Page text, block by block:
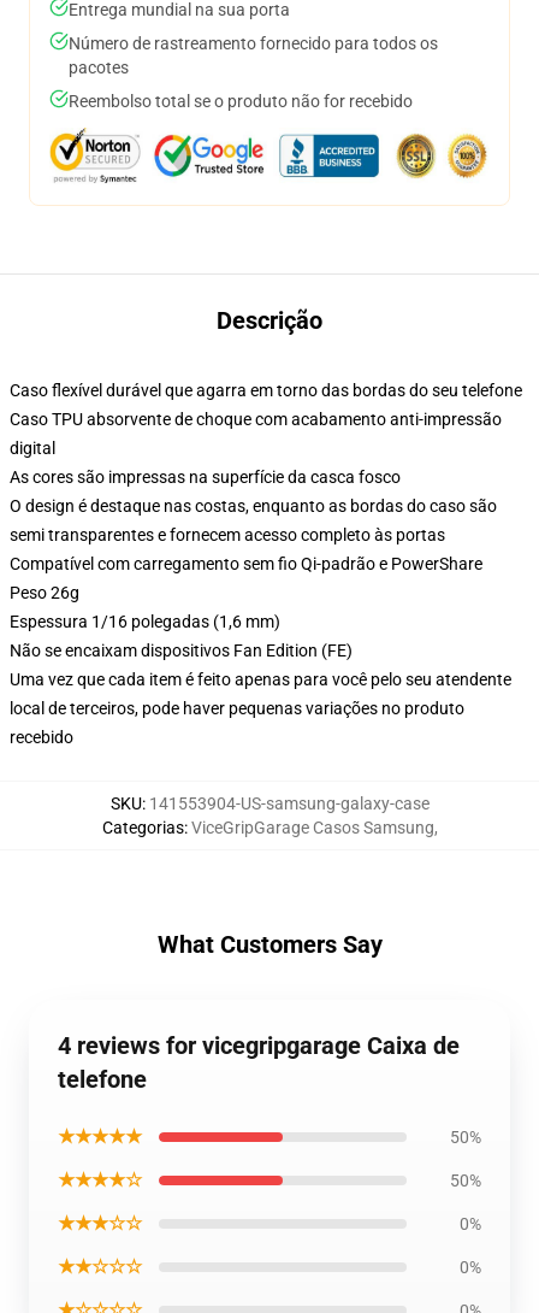
Entrega mundial na sua porta
Número de rastreamento fornecido para todos os
pacotes
Reembolso total se o produto não for recebido
Descrição
Caso flexível durável que agarra em torno das bordas do seu telefone
Caso TPU absorvente de choque com acabamento anti-impressão
digital
As cores são impressas na superfície da casca fosco
O design é destaque nas costas, enquanto as bordas do caso são
semi transparentes e fornecem acesso completo às portas
Compatível com carregamento sem fio Qi-padrão e PowerShare
Peso 26g
Espessura 1/16 polegadas (1,6 mm)
Não se encaixam dispositivos Fan Edition (FE)
Uma vez que cada item é feito apenas para você pelo seu atendente
local de terceiros, pode haver pequenas variações no produto
recebido
SKU: 141553904-US-samsung-galaxy-case
Categorias:ViceGripGarage Casos Samsung,
What Customers Say
4 reviews for vicegripgarage Caixa de
telefone
★★★★★ 50%
★★★★☆ 50%
★★★☆☆ 0%
★★☆☆☆ 0%